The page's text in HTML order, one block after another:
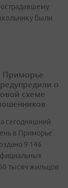
были
Приморье
о
схеме
сегодняшний
в Приморье
9 146
тысяч жильцов